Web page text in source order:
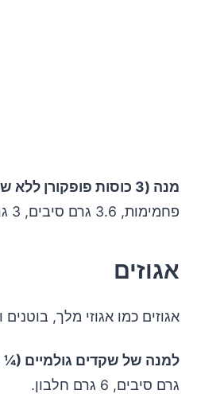
אבטיח
בננה
ביצה על טוסט
מנה (3 כוסות פופקורן ללא שמן) מכילה:
פחמימות, 3.6 גרם סיבים, 3 גרם חלבון.
אגוזים
אגוזים כמו אגוזי מלך,
למנה של שקדים גולמיים (¼
גרם סיבים, 6 גרם חלבון.